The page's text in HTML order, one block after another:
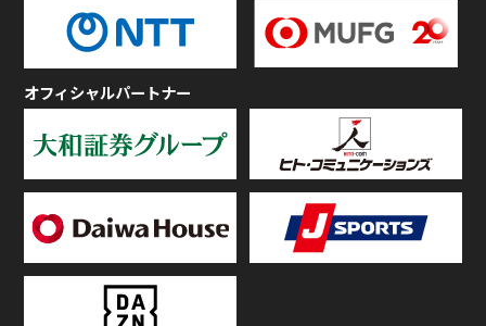
オフィシャルパートナー